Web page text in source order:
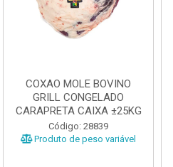
COXAO MOLE BOVINO
GRILL CONGELADO
CARAPRETA CAIXA ±25KG
Código: 28839
Produto de peso variável